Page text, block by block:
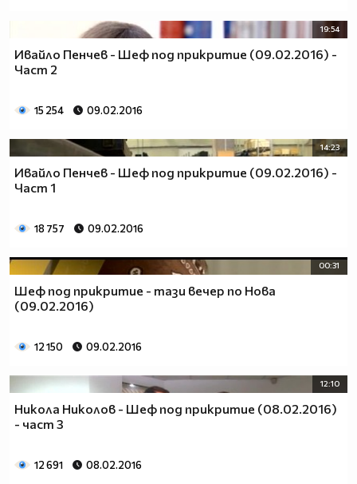
19:54
Ивайло Пенчев - Шеф под прикритие (09.02.2016) -
Част 2
15 254 09.02.2016
14:23
Ивайло Пенчев - Шеф под прикритие (09.02.2016) -
Част 1
18 757 09.02.2016
00:31
Шеф под прикритие - тази вечер по Нова
(09.02.2016)
12 150 09.02.2016
12:10
Никола Николов - Шеф под прикритие (08.02.2016)
- част 3
12 691 08.02.2016